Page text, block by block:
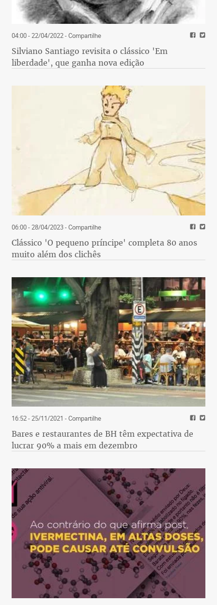
04:00 - 22/04/2022- Compartilhe
Silviano Santiago revisita o clássico 'Em
liberdade', que ganha nova edição
06:00 - 28/04/2023- Compartilhe
Clássico 'O pequeno príncipe' completa 80 anos
muito além dos clichês
16:52 - 25/11/2021 - Compartilhe
Bares e restaurantes de BH têm expectativa de
lucrar 90% a mais em dezembro